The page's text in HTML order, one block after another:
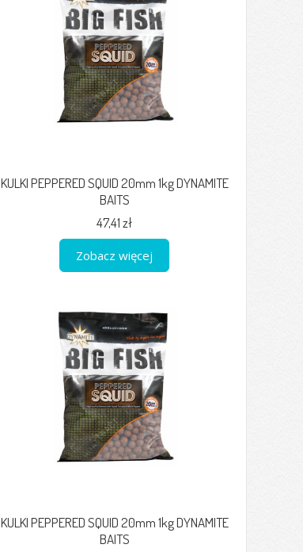
KULKI PEPPERED SQUID 20mm 1kg DYNAMITE
BAITS
47,41 zł
Zobacz więcej
KULKI PEPPERED SQUID 20mm 1kg DYNAMITE
BAITS